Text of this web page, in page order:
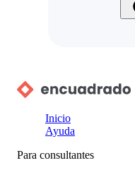
Inicio
Ayuda
Para consultantes